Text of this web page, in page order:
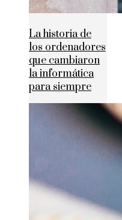
La historia de
los ordenadores
que cambiaron
la informática
para siempre